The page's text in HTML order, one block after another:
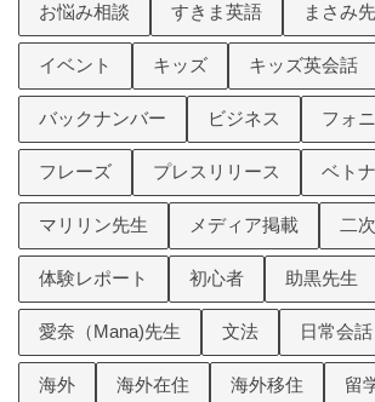
お悩み相談 すきま英語 まさみ
イベント キッズ キッズ英会話
バックナンバー ビジネス フォ
フレーズ プレスリリース ベト
マリリン先生 メディア掲載 二
体験レポート 初心者 助黒先生
愛奈（Mana)先生 文法 日常会話
海外 海外在住 海外移住 留